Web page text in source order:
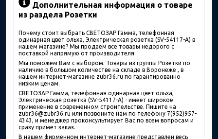
Дополнительная информация о товаре
из раздела Розетки
Почему стоит выбрать СВЕТОЗАР Гамма, телефонная
одинарная цвет ольха, Электрическая розетка (SV-54117-A) в
нашем магазине? Мы продаем все товары недорого с
поставкой напрямую от производителя.
Мы поможем Вам с выбором. Товары из группы Розетки по
наличию в большом количестве на складе в Воронеже , в
нашем интернет-магазине zubr36.ru по гарантированно
низким ценам.
СВЕТОЗАР Гамма, телефонная одинарная цвет ольха,
Электрическая розетка (SV-54117-A) - имеет широкое
применение в современном строительстве. Пишите на
zubr36@zubr36.ru или позвоните нам по телефону 7(952)957-
4343, и менеджер проконсультирует Вас по всем вопросам и
сразу примет заказ.
В нашем фирменном интернет-магазине представлен весь